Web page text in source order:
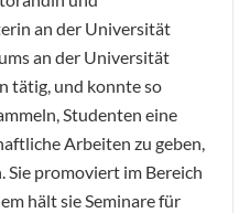
an der Universität
an der Universität
tätig, und konnte so
Studenten eine
Arbeiten zu geben,
Sie promoviert im Bereich
hält sie Seminare für